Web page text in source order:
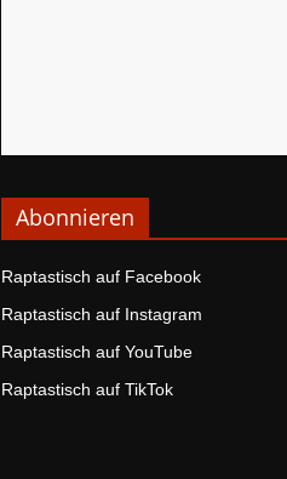
Abonnieren
Raptastisch auf Facebook
Raptastisch auf Instagram
Raptastisch auf YouTube
Raptastisch auf TikTok